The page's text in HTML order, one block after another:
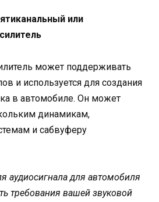
или
может поддерживать
и используется для создания
в автомобиле. Он может
динамикам,
и сабвуферу
аудиосигнала для автомобиля
требования вашей звуковой